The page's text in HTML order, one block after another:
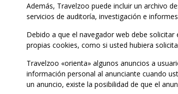
Además, Travelzoo puede incluir un archivo
servicios de auditoría, investigación e
Debido a que el navegador web debe
propias cookies, como si usted hubiera
Travelzoo «orienta» algunos anuncios a
información personal al anunciante cuando
un anuncio, existe la posibilidad de que el